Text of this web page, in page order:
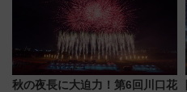
秋の夜長に大迫力！第6回川口花